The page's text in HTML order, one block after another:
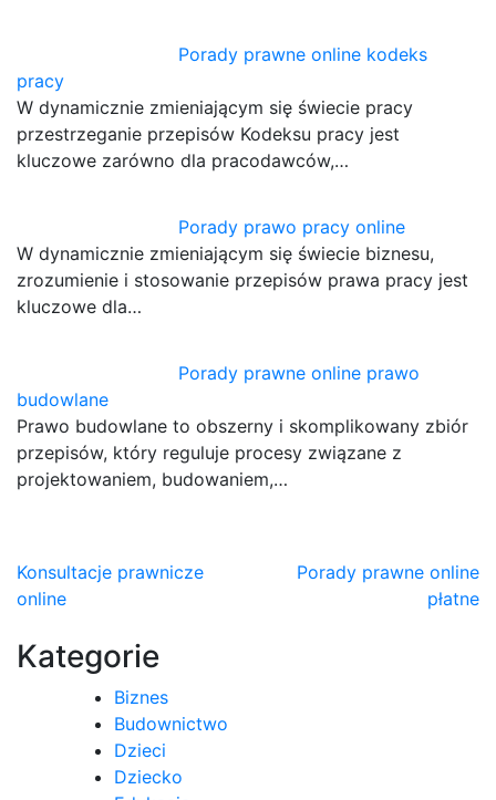
Porady prawne online kodeks
pracy
W dynamicznie zmieniającym się świecie pracy
przestrzeganie przepisów Kodeksu pracy jest
kluczowe zarówno dla pracodawców,…
Porady prawo pracy online
W dynamicznie zmieniającym się świecie biznesu,
zrozumienie i stosowanie przepisów prawa pracy jest
kluczowe dla…
Porady prawne online prawo
budowlane
Prawo budowlane to obszerny i skomplikowany zbiór
przepisów, który reguluje procesy związane z
projektowaniem, budowaniem,…
Nawigacja
wpisu
Konsultacje prawnicze
online
Porady prawne online
płatne
Kategorie
Biznes
Budownictwo
Dzieci
Dziecko